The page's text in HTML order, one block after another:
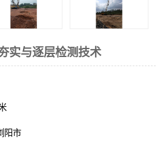
实与逐层检测技术
阳市